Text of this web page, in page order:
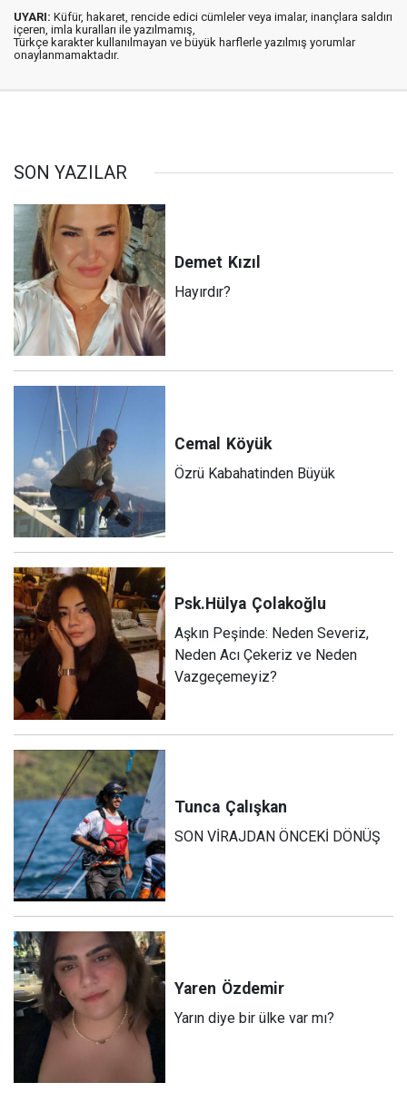
UYARI: Küfür, hakaret, rencide edici cümleler veya imalar, inançlara saldırı
içeren, imla kuralları ile yazılmamış,
Türkçe karakter kullanılmayan ve büyük harflerle yazılmış yorumlar
onaylanmamaktadır.
SON YAZILAR
Demet Kızıl
Hayırdır?
Cemal Köyük
Özrü Kabahatinden Büyük
Psk.Hülya Çolakoğlu
Aşkın Peşinde: Neden Severiz,
Neden Acı Çekeriz ve Neden
Vazgeçemeyiz?
Tunca Çalışkan
SON VİRAJDAN ÖNCEKİ DÖNÜŞ
Yaren Özdemir
Yarın diye bir ülke var mı?